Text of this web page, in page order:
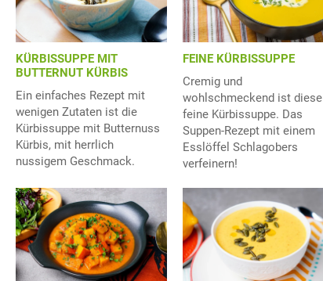
KÜRBISSUPPE MIT
BUTTERNUT KÜRBIS
Ein einfaches Rezept mit
wenigen Zutaten ist die
Kürbissuppe mit Butternuss
Kürbis, mit herrlich
nussigem Geschmack.
FEINE KÜRBISSUPPE
Cremig und
wohlschmeckend ist diese
feine Kürbissuppe. Das
Suppen-Rezept mit einem
Esslöffel Schlagobers
verfeinern!